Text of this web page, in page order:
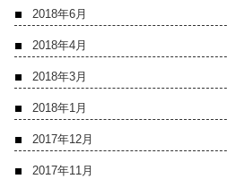
2018年6月
2018年4月
2018年3月
2018年1月
2017年12月
2017年11月